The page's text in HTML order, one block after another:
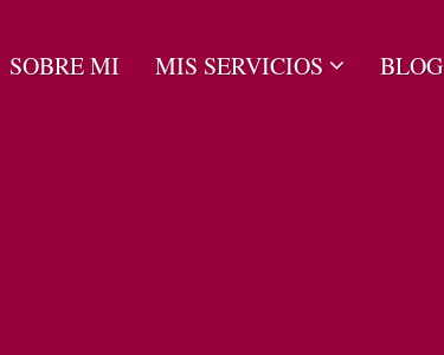
SOBRE MI MIS SERVICIOS BLOG